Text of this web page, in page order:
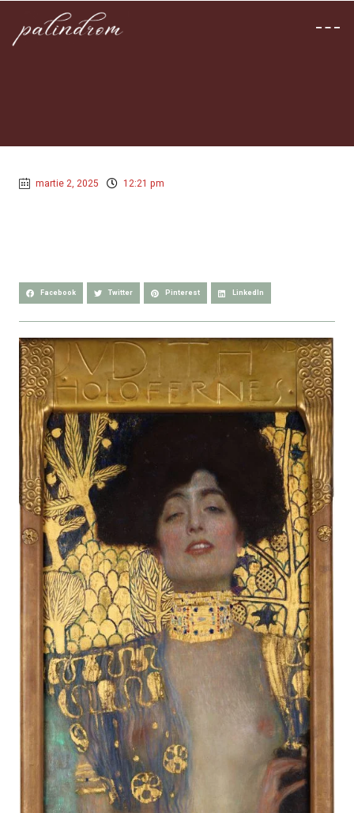
martie 2, 2025 12:21 pm
Facebook Twitter Pinterest LinkedIn